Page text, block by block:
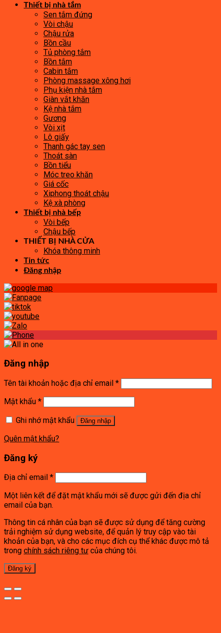
Thiết bị nhà tắm
Sen tắm đứng
Vòi chậu
Chậu rửa
Bồn cầu
Tủ phòng tắm
Bồn tắm
Cabin tắm
Phòng massage xông hơi
Phụ kiện nhà tắm
Giàn vắt khăn
Kệ nhà tắm
Gương
Vòi xịt
Lô giấy
Thanh gác tay sen
Thoát sàn
Bồn tiểu
Móc treo khăn
Giá cốc
Xiphong thoát chậu
Kệ xà phòng
Thiết bị nhà bếp
Vòi bếp
Chậu bếp
THIẾT BỊ NHÀ CỬA
Khóa thông minh
Tin tức
Đăng nhập
Đăng nhập
Tên tài khoản hoặc địa chỉ email *
Mật khẩu *
Ghi nhớ mật khẩu
Đăng nhập
Quên mật khẩu?
Đăng ký
Địa chỉ email *
Một liên kết để đặt mật khẩu mới sẽ được gửi đến địa chỉ
email của bạn.
Thông tin cá nhân của bạn sẽ được sử dụng để tăng cường
trải nghiệm sử dụng website, để quản lý truy cập vào tài
khoản của bạn, và cho các mục đích cụ thể khác được mô tả
trong chính sách riêng tư của chúng tôi.
Đăng ký